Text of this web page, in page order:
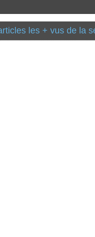
les + vus de la